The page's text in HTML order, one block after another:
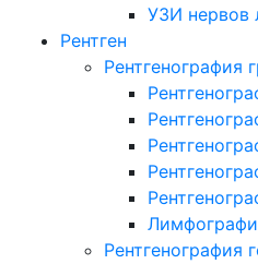
УЗИ нервов
Рентген
Рентгенография
Рентгенография